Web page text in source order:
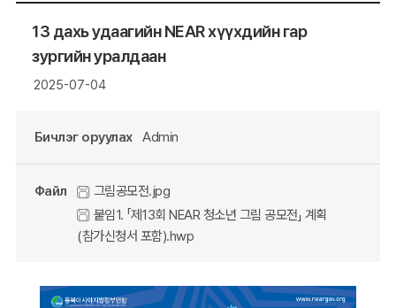
13 дахь удаагийн NEAR хүүхдийн гар
зургийн уралдаан
2025-07-04
Бичлэг оруулах Admin
Файл
그림공모전.jpg
붙임1. 「제13회 NEAR 청소년 그림 공모전」 계획
(참가신청서 포함).hwp